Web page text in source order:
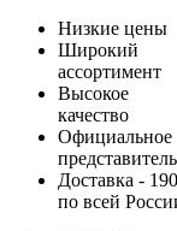
Низкие цены
Широкий
ассортимент
Высокое
качество
Официальное
Доставка -
по всей